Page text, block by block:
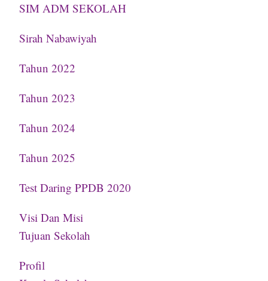
SIM ADM SEKOLAH
Sirah Nabawiyah
Tahun 2022
Tahun 2023
Tahun 2024
Tahun 2025
Test Daring PPDB 2020
Visi Dan Misi
Tujuan Sekolah
Profil